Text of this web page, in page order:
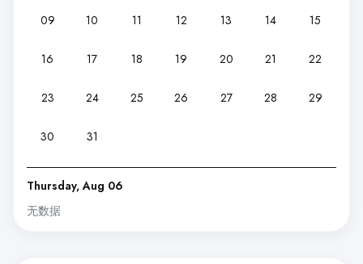
09 10 11 12 13 14 15
16 17 18 19 20 21 22
23 24 25 26 27 28 29
30 31
Thursday, Aug 06
无数据